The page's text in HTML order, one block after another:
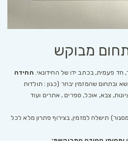
מבוקש
חד פעמית, בכתב ידו של החידונאי. החידה
ובתחום שהמזמין יבחר (כגון : תולדות
צבא, אוכל, ספרים , אתרים ועוד
תישלח למזמין, בצירוף פתרון מלא לכל